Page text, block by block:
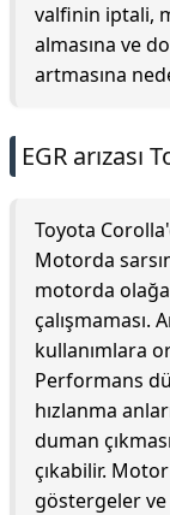
valfinin iptali,
almasına ve
artmasına
EGR arızası
Toyota
Motorda
motorda
çalışmaması.
kullanımlara
Performans
hızlanma
duman
çıkabilir. Motor
göstergeler ve